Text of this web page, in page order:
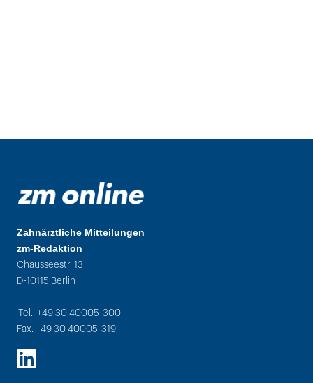
Zahnärztliche Mitteilungen
zm-Redaktion
Chausseestr. 13
D-10115 Berlin
Tel.: +49 30 40005-300
Fax: +49 30 40005-319
LinkedIn